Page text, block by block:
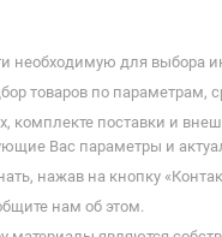
необходимую для выбора
товаров по параметрам,
комплекте поставки и
Вас параметры и
нажав на кнопку
нам об этом.